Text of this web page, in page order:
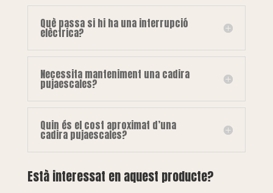
Què passa si hi ha una interrupció
elèctrica?
Necessita manteniment una cadira
pujaescales?
Quin és el cost aproximat d’una
cadira pujaescales?
Està interessat en aquest producte?